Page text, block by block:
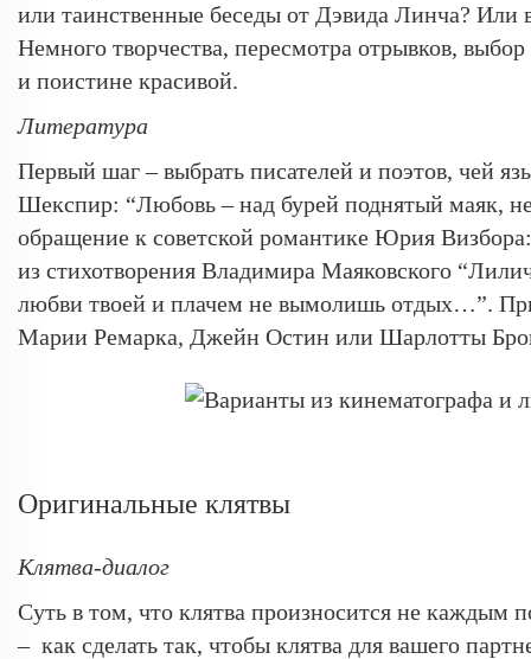
или таинственные беседы от Дэвида Линча?
Немного творчества, пересмотра отрывков,
и поистине красивой.
Литература
Первый шаг – выбрать писателей и поэтов, чей
Шекспир: “Любовь – над бурей поднятый маяк,
обращение к советской романтике Юрия
из стихотворения Владимира Маяковского
любви твоей и плачем не вымолишь отдых…”.
Марии Ремарка, Джейн Остин или Шарлотты
Оригинальные клятвы
Клятва-диалог
Суть в том, что клятва произносится не каждым
– как сделать так, чтобы клятва для вашего